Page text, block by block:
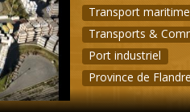
Transport maritime
Transports &
Port industriel
Province de